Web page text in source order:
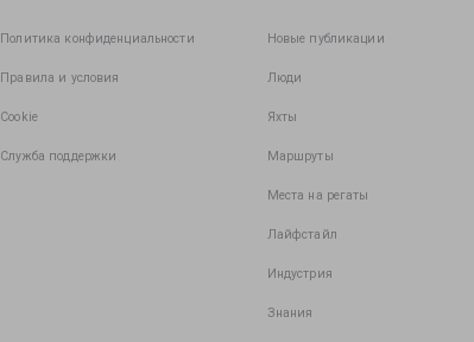
Политика конфиденциальности
Правила и условия
Cookie
Служба поддержки
Новые публикации
Люди
Яхты
Маршруты
Места на регаты
Лайфстайл
Индустрия
Знания